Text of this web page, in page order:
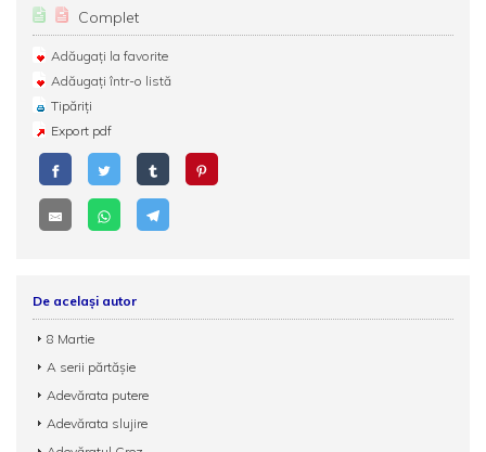
Complet
Adăugați la favorite
Adăugați într-o listă
Tipăriți
Export pdf
De același autor
8 Martie
A serii părtăşie
Adevărata putere
Adevărata slujire